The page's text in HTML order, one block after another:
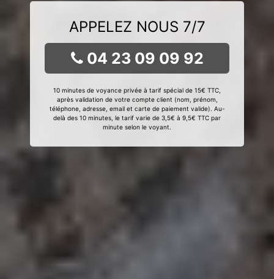
APPELEZ NOUS 7/7
04 23 09 09 92
10 minutes de voyance privée à tarif spécial de 15€ TTC,
après validation de votre compte client (nom, prénom,
téléphone, adresse, email et carte de paiement valide). Au-
delà des 10 minutes, le tarif varie de 3,5€ à 9,5€ TTC par
minute selon le voyant.